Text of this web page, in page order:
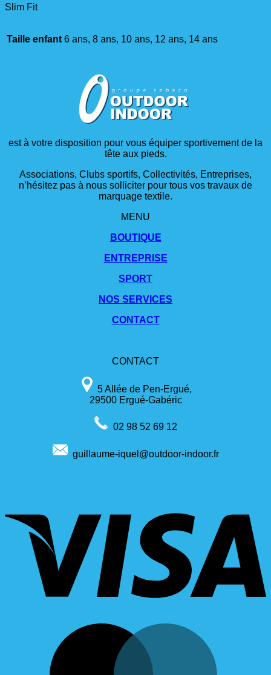
Slim Fit
Taille enfant 6 ans, 8 ans, 10 ans, 12 ans, 14 ans
est à votre disposition pour vous équiper sportivement de la
tête aux pieds.
Associations, Clubs sportifs, Collectivités, Entreprises,
n’hésitez pas à nous solliciter pour tous vos travaux de
marquage textile.
MENU
BOUTIQUE
ENTREPRISE
SPORT
NOS SERVICES
CONTACT
CONTACT
5 Allée de Pen-Ergué,
29500 Ergué-Gabéric
02 98 52 69 12
guillaume-iquel@outdoor-indoor.fr